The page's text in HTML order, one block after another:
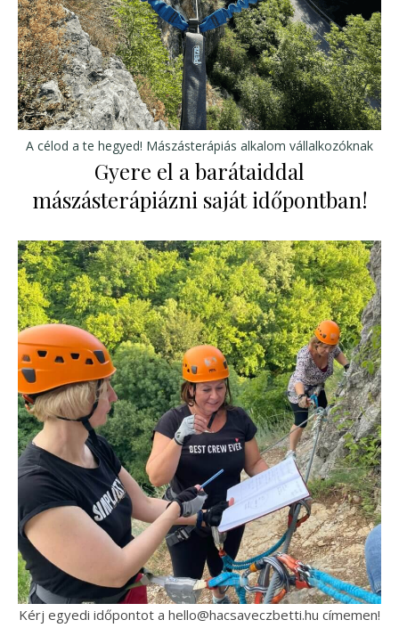
A célod a te hegyed! Mászásterápiás alkalom vállalkozóknak
Gyere el a barátaiddal
mászásterápiázni saját időpontban!
Kérj egyedi időpontot a hello@hacsaveczbetti.hu címemen!